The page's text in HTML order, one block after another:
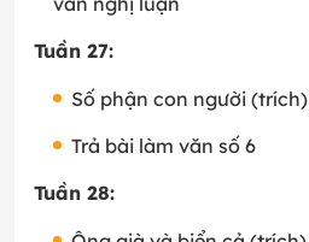
Tuần 27:
Số phận con người (trích)
Trả bài làm văn số 6
Tuần 28: